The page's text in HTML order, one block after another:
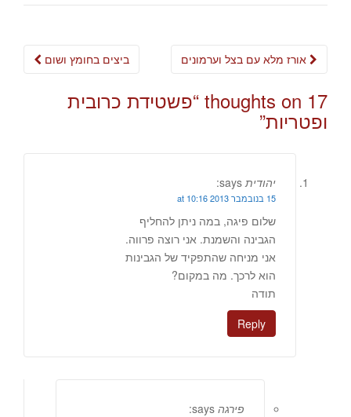
Post
ביצים בחומץ ושום
17 thoughts on “ פשטידת כרובית
ופטריות”
יהודית says:
15 בנובמבר 2013 at 10:16
שלום פיגה, במה ניתן להחליף
הגבינה והשמנת. אני רוצה פרווה.
אני מניחה שהתפקיד של הגבינות
הוא לרכך. מה במקום?
תודה
Reply
פירגה says: